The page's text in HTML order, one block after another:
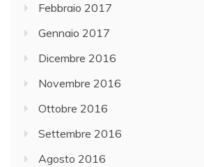
Febbraio 2017
Gennaio 2017
Dicembre 2016
Novembre 2016
Ottobre 2016
Settembre 2016
Agosto 2016